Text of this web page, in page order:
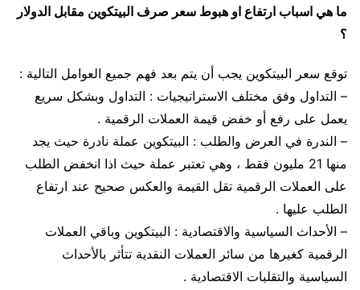
ما هي اسباب ارتفاع او هبوط سعر صرف البيتكوين مقابل الدولار
؟
توقع سعر البيتكوين يجب أن يتم بعد فهم جميع العوامل التالية :
– التداول وفق مختلف الاستراتيجيات : التداول وبشكل سريع
يعمل على رفع أو خفض قيمة العملات الرقمية .
– الندرة في العرض والطلب : البيتكوين عملة نادرة حيث يجد
منها 21 مليون فقط ، وهي تعتبر عملة حيث اذا انخفض الطلب
على العملات الرقمية تقل القيمة والعكس صحيح عند ارتفاع
الطلب عليها .
– الأحداث السياسية والاقتصادية : البيتكوين وباقي العملات
الرقمية كغيرها من سائر العملات النقدية تتأثر بالأحداث
السياسية والتقلبات الاقتصادية .